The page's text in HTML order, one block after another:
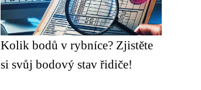
Kolik bodů v rybníce? Zjistěte
si svůj bodový stav řidiče!